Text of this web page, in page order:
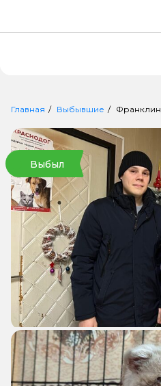
Главная Выбывшие Франклин
Выбыл